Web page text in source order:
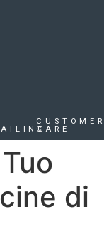
CARE
di